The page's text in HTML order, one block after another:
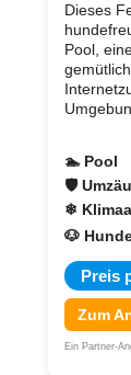
Dieses
Pool,
🏊 Pool
🛡
❄
🐶
Preis
Zum
Ein Partner-